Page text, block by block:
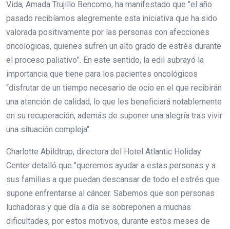
Vida, Amada Trujillo Bencomo, ha manifestado que "el año
pasado recibíamos alegremente esta iniciativa que ha sido
valorada positivamente por las personas con afecciones
oncológicas, quienes sufren un alto grado de estrés durante
el proceso paliativo”. En este sentido, la edil subrayó la
importancia que tiene para los pacientes oncológicos
“disfrutar de un tiempo necesario de ocio en el que recibirán
una atención de calidad, lo que les beneficiará notablemente
en su recuperación, además de suponer una alegría tras vivir
una situación compleja".
Charlotte Abildtrup, directora del Hotel Atlantic Holiday
Center detalló que "queremos ayudar a estas personas y a
sus familias a que puedan descansar de todo el estrés que
supone enfrentarse al cáncer. Sabemos que son personas
luchadoras y que día a día se sobreponen a muchas
dificultades, por estos motivos, durante estos meses de